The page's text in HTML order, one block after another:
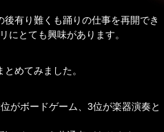
有り難くも踊りの仕事を再開でき
にとても興味があります。
めてみました。
がボードゲーム、3位が楽器演奏と